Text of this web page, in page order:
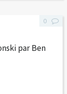
par Ben
0